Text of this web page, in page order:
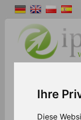
Ihre
Diese
>> Webdesign